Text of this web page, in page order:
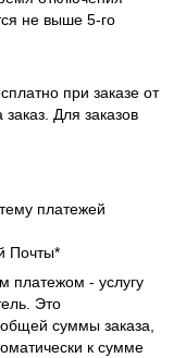
не выше 5-го
при заказе от
Для заказов
платежей
Почты*
платежом - услугу
Это
суммы заказа,
к сумме